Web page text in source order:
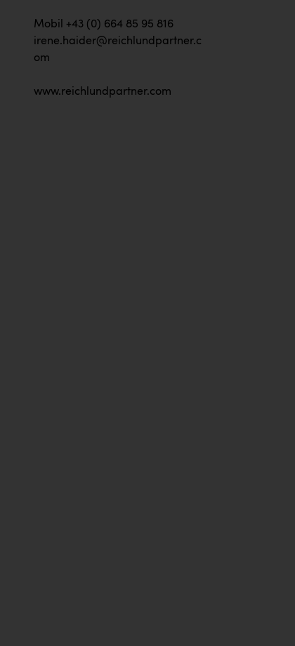
Mobil +43 (0) 664 85 95 816
irene.haider@reichlundpartner.c
om
www.reichlundpartner.com